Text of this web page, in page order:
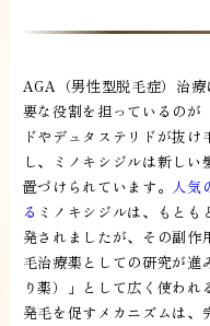
AGA（男性型脱毛症）治
要な役割を担っているのが
ドやデュタステリドが抜
し、ミノキシジルは新し
置づけられています。 人気
る ミノキシジルは、もと
発されましたが、その副作
毛治療薬としての研究が進
り薬）」として広く使わ
発毛を促すメカニズムは、